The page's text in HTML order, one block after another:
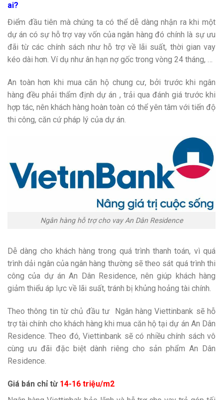
ai?
Điểm đầu tiên mà chúng ta có thể dễ dàng nhận ra khi một
dự án có sự hỗ trợ vay vốn của ngân hàng đó chính là sự ưu
đãi từ các chính sách như hỗ trợ về lãi suất, thời gian vay
kéo dài hơn. Ví dụ như ân hạn nợ gốc trong vòng 24 tháng, …
An toàn hơn khi mua căn hộ chung cư, bởi trước khi ngân
hàng đều phải thẩm định dự án , trải qua đánh giá trước khi
hợp tác, nên khách hàng hoàn toàn có thể yên tâm với tiến độ
thi công, căn cứ pháp lý của dự án.
Ngân hàng hỗ trợ cho vay An Dân Residence
Dễ dàng cho khách hàng trong quá trình thanh toán, vì quá
trình dải ngân của ngân hàng thường sẽ theo sát quá trình thi
công của dự án An Dân Residence, nên giúp khách hàng
giảm thiểu áp lực về lãi suất, tránh bị khủng hoảng tài chính.
Theo thông tin từ chủ đầu tư Ngân hàng Viettinbank sẽ hỗ
trợ tài chính cho khách hàng khi mua căn hộ tại dự án An Dân
Residence. Theo đó, Viettinbank sẽ có nhiều chính sách vô
cùng ưu đãi đặc biệt dành riêng cho sản phẩm An Dân
Residence.
Giá bán chỉ từ 14-16 triệu/m2